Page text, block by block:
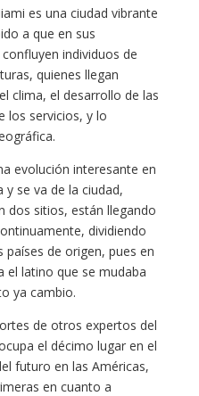
es una ciudad vibrante
a que en sus
individuos de
quienes llegan
clima, el desarrollo de las
los servicios, y lo
evolución interesante en
se va de la ciudad,
dos sitios, están llegando
dividiendo
de origen, pues en
el latino que se mudaba
ya cambio.
de otros expertos del
el décimo lugar en el
futuro en las Américas,
en cuanto a